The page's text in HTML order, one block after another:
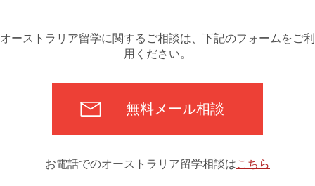
オーストラリア留学に関するご相談は、下記のフォームをご利
用ください。
無料メール相談
お電話でのオーストラリア留学相談はこちら